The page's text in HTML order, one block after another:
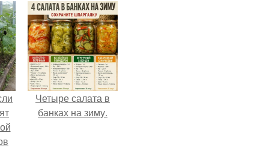
Четыре салата в
банках на зиму.